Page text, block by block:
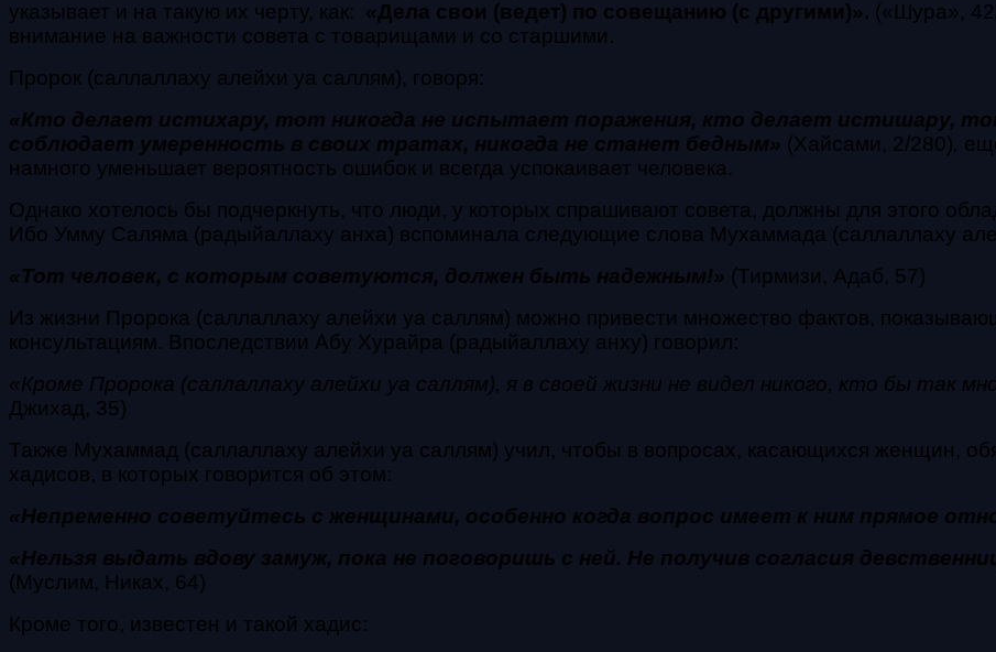
указывает и на такую их черту, как:
«Дела свои (ведет) по совещанию (с другими)». («Шура»,
внимание на важности совета с товарищами и со старшими.
Пророк (саллаллаху алейхи уа саллям), говоря:
«Кто делает истихару, тот никогда не испытает поражения, кто делает истишару,
соблюдает умеренность в своих тратах, никогда не станет бедным» (Хайсами, 2/280),
намного уменьшает вероятность ошибок и всегда успокаивает человека.
Однако хотелось бы подчеркнуть, что люди, у которых спрашивают совета, должны для этого
Ибо Умму Саляма (радыйаллаху анха) вспоминала следующие слова Мухаммада (саллаллаху
«Тот человек, с которым советуются, должен быть надежным!» (Тирмизи, Адаб, 57)
Из жизни Пророка (саллаллаху алейхи уа саллям) можно привести множество фактов,
консультациям. Впоследствии Абу Хурайра (радыйаллаху анху) говорил:
«Кроме Пророка (саллаллаху алейхи уа саллям), я в своей жизни не видел никого, кто бы так
Джихад, 35)
Также Мухаммад (саллаллаху алейхи уа саллям) учил, чтобы в вопросах, касающихся женщин,
хадисов, в которых говорится об этом:
«Непременно советуйтесь с женщинами, особенно когда вопрос имеет к ним прямое
«Нельзя выдать вдову замуж, пока не поговоришь с ней. Не получив согласия
(Муслим, Никах, 64)
Кроме того, известен и такой хадис: